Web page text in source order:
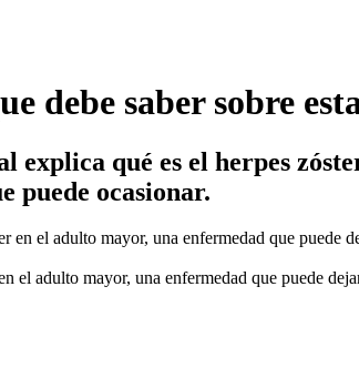
debe saber sobre
qué es el herpes
puede ocasionar.
adulto mayor, una enfermedad que puede